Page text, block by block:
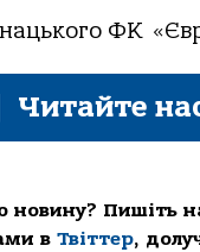
ФК
Читайте
Пишіть
в Твіттер,